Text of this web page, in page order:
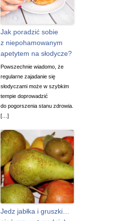
Jak poradzić sobie
z niepohamowanym
apetytem na słodycze?
Powszechnie wiadomo, że
regularne zajadanie się
słodyczami może w szybkim
tempie doprowadzić
do pogorszenia stanu zdrowia.
[…]
Jedz jabłka i gruszki…